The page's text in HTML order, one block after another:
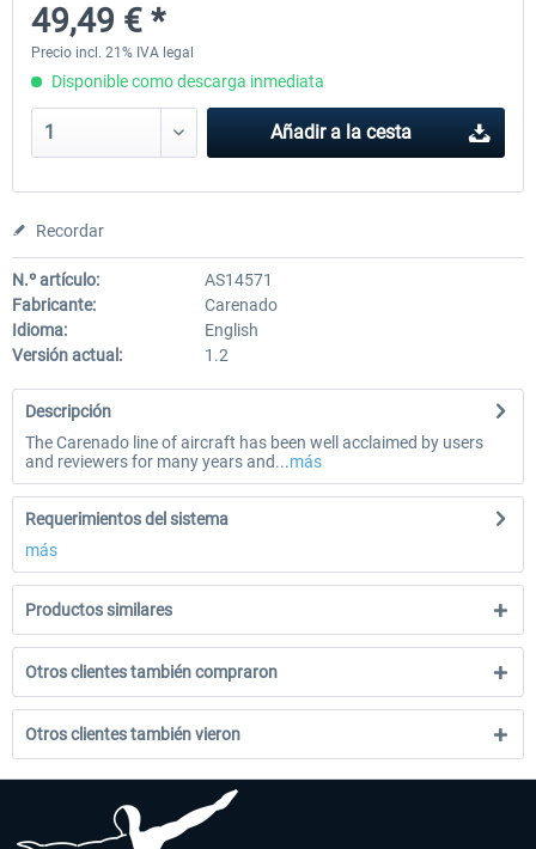
53,21 € *
49,49 € *
Precio incl. 21% IVA legal
Disponible como descarga inmediata
Añadir a la cesta
Recordar
N.º artículo:
AS14571
Fabricante:
Carenado
Idioma:
English
Versión actual:
1.2
Descripción
The Carenado line of aircraft has been well acclaimed by users
and reviewers for many years and...más
Requerimientos del sistema
más
Productos similares
Otros clientes también compraron
Otros clientes también vieron